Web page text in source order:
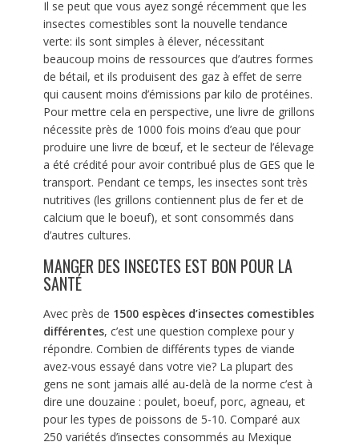
Il se peut que vous ayez songé récemment que les
insectes comestibles sont la nouvelle tendance
verte: ils sont simples à élever, nécessitant
beaucoup moins de ressources que d’autres formes
de bétail, et ils produisent des gaz à effet de serre
qui causent moins d’émissions par kilo de protéines.
Pour mettre cela en perspective, une livre de grillons
nécessite près de 1000 fois moins d’eau que pour
produire une livre de bœuf, et le secteur de l’élevage
a été crédité pour avoir contribué plus de GES que le
transport. Pendant ce temps, les insectes sont très
nutritives (les grillons contiennent plus de fer et de
calcium que le boeuf), et sont consommés dans
d’autres cultures.
MANGER DES INSECTES EST BON POUR LA
SANTÉ
Avec près de 1500 espèces d’insectes comestibles
différentes, c’est une question complexe pour y
répondre. Combien de différents types de viande
avez-vous essayé dans votre vie? La plupart des
gens ne sont jamais allé au-delà de la norme c’est à
dire une douzaine : poulet, boeuf, porc, agneau, et
pour les types de poissons de 5-10. Comparé aux
250 variétés d’insectes consommés au Mexique